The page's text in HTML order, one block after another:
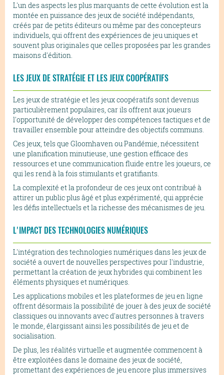
L'un des aspects les plus marquants de cette évolution est la
montée en puissance des jeux de société indépendants,
créés par de petits éditeurs ou même par des concepteurs
individuels, qui offrent des expériences de jeu uniques et
souvent plus originales que celles proposées par les grandes
maisons d'édition.
LES JEUX DE STRATÉGIE ET LES JEUX COOPÉRATIFS
Les jeux de stratégie et les jeux coopératifs sont devenus
particulièrement populaires, car ils offrent aux joueurs
l'opportunité de développer des compétences tactiques et de
travailler ensemble pour atteindre des objectifs communs.
Ces jeux, tels que Gloomhaven ou Pandémie, nécessitent
une planification minutieuse, une gestion efficace des
ressources et une communication fluide entre les joueurs, ce
qui les rend à la fois stimulants et gratifiants.
La complexité et la profondeur de ces jeux ont contribué à
attirer un public plus âgé et plus expérimenté, qui apprécie
les défis intellectuels et la richesse des mécanismes de jeu.
L'IMPACT DES TECHNOLOGIES NUMÉRIQUES
L'intégration des technologies numériques dans les jeux de
société a ouvert de nouvelles perspectives pour l'industrie,
permettant la création de jeux hybrides qui combinent les
éléments physiques et numériques.
Les applications mobiles et les plateformes de jeu en ligne
offrent désormais la possibilité de jouer à des jeux de société
classiques ou innovants avec d'autres personnes à travers
le monde, élargissant ainsi les possibilités de jeu et de
socialisation.
De plus, les réalités virtuelle et augmentée commencent à
être exploitées dans le domaine des jeux de société,
promettant des expériences de jeu encore plus immersives